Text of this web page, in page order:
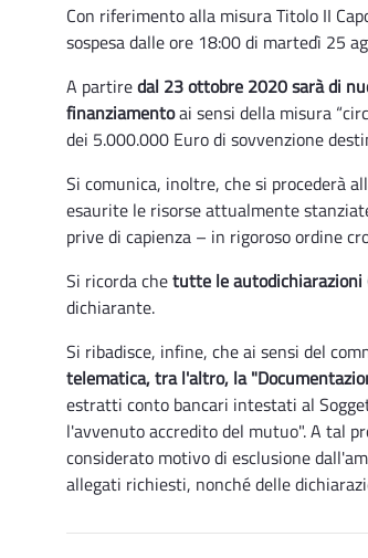
Con riferimento alla misura Titolo II
sospesa dalle ore 18:00 di martedì 25
A partiredal 23 ottobre 2020 sarà di
finanziamentoai sensi della misura
dei 5.000.000 Euro di sovvenzione
Si comunica, inoltre, che si procederà
esaurite le risorse attualmente
prive di capienza – in rigoroso ordine
Si ricorda chetutte le autodichiarazioni
dichiarante.
Si ribadisce, infine, che ai sensi del
telematica, tra l'altro, la
estratti conto bancari intestati al
l'avvenuto accredito del mutuo". A tal
considerato motivo di esclusione
allegati richiesti, nonché delle